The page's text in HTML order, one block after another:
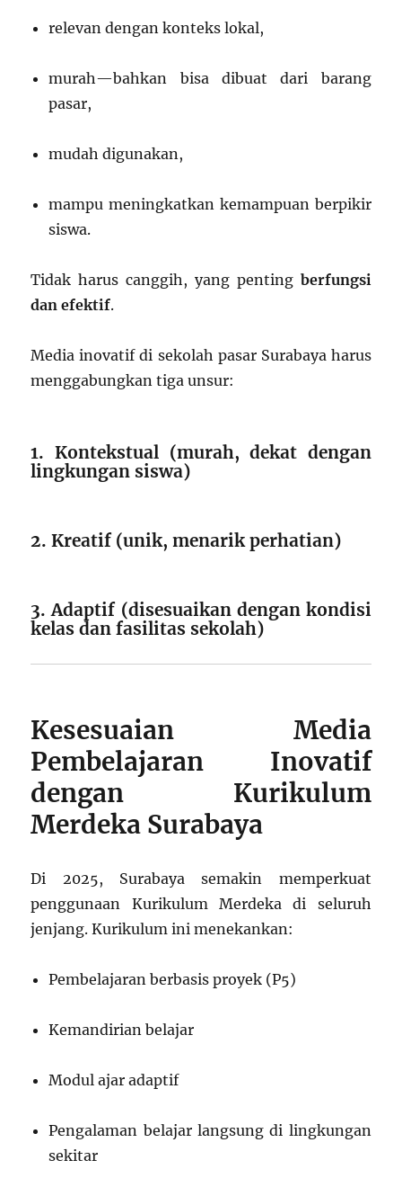
relevan dengan konteks lokal,
murah—bahkan bisa dibuat dari barang
pasar,
mudah digunakan,
mampu meningkatkan kemampuan berpikir
siswa.
Tidak harus canggih, yang penting berfungsi
dan efektif.
Media inovatif di sekolah pasar Surabaya harus
menggabungkan tiga unsur:
1. Kontekstual (murah, dekat dengan
lingkungan siswa)
2. Kreatif (unik, menarik perhatian)
3. Adaptif (disesuaikan dengan kondisi
kelas dan fasilitas sekolah)
Kesesuaian Media
Pembelajaran Inovatif
dengan Kurikulum
Merdeka Surabaya
Di 2025, Surabaya semakin memperkuat
penggunaan Kurikulum Merdeka di seluruh
jenjang. Kurikulum ini menekankan:
Pembelajaran berbasis proyek (P5)
Kemandirian belajar
Modul ajar adaptif
Pengalaman belajar langsung di lingkungan
sekitar